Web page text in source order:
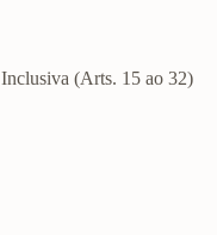
(Arts. 15 ao 32)